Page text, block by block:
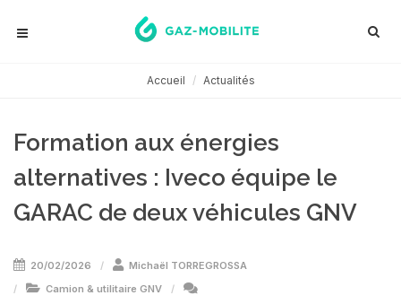
Accueil Actualités
Formation aux énergies
alternatives : Iveco équipe le
GARAC de deux véhicules GNV
20/02/2026
Michaël TORREGROSSA
Camion & utilitaire GNV